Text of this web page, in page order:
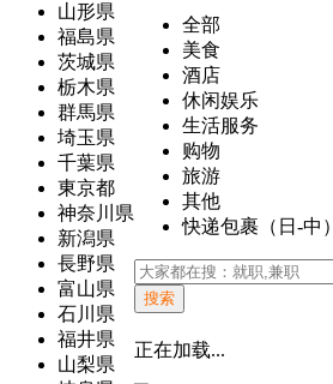
山形県
福島県
茨城県
栃木県
群馬県
埼玉県
千葉県
東京都
神奈川県
新潟県
長野県
富山県
石川県
福井県
山梨県
全部
美食
酒店
休闲娱乐
生活服务
购物
旅游
其他
快递包裹（日-中）
搜索
正在加载...